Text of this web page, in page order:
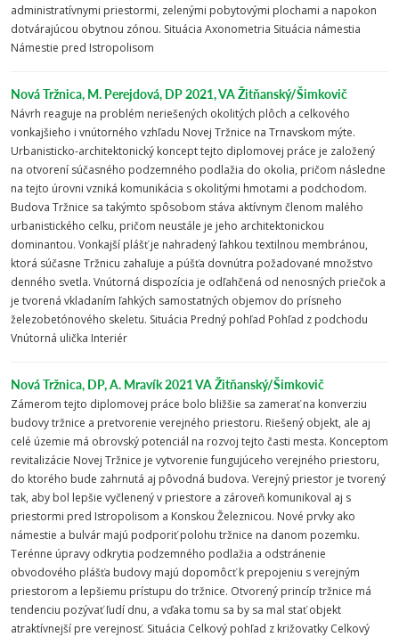
administratívnymi priestormi, zelenými pobytovými plochami a napokon
dotvárajúcou obytnou zónou. Situácia Axonometria Situácia námestia
Námestie pred Istropolisom
Nová Tržnica, M. Perejdová, DP 2021, VA Žitňanský/Šimkovič
Návrh reaguje na problém neriešených okolitých plôch a celkového
vonkajšieho i vnútorného vzhľadu Novej Tržnice na Trnavskom mýte.
Urbanisticko-architektonický koncept tejto diplomovej práce je založený
na otvorení súčasného podzemného podlažia do okolia, pričom následne
na tejto úrovni vzniká komunikácia s okolitými hmotami a podchodom.
Budova Tržnice sa takýmto spôsobom stáva aktívnym členom malého
urbanistického celku, pričom neustále je jeho architektonickou
dominantou. Vonkajší plášť je nahradený ľahkou textilnou membránou,
ktorá súčasne Tržnicu zahaľuje a púšťa dovnútra požadované množstvo
denného svetla. Vnútorná dispozícia je odľahčená od nenosných priečok a
je tvorená vkladaním ľahkých samostatných objemov do prísneho
železobetónového skeletu. Situácia Predný pohľad Pohľad z podchodu
Vnútorná ulička Interiér
Nová Tržnica, DP, A. Mravík 2021 VA Žitňanský/Šimkovič
Zámerom tejto diplomovej práce bolo bližšie sa zamerať na konverziu
budovy tržnice a pretvorenie verejného priestoru. Riešený objekt, ale aj
celé územie má obrovský potenciál na rozvoj tejto časti mesta. Konceptom
revitalizácie Novej Tržnice je vytvorenie fungujúceho verejného priestoru,
do ktorého bude zahrnutá aj pôvodná budova. Verejný priestor je tvorený
tak, aby bol lepšie vyčlenený v priestore a zároveň komunikoval aj s
priestormi pred Istropolisom a Konskou Železnicou. Nové prvky ako
námestie a bulvár majú podporiť polohu tržnice na danom pozemku.
Terénne úpravy odkrytia podzemného podlažia a odstránenie
obvodového plášťa budovy majú dopomôcť k prepojeniu s verejným
priestorom a lepšiemu prístupu do tržnice. Otvorený princíp tržnice má
tendenciu pozývať ľudí dnu, a vďaka tomu sa by sa mal stať objekt
atraktívnejší pre verejnosť. Situácia Celkový pohľad z križovatky Celkový